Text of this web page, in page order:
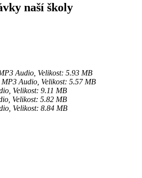
naší školy
Audio, Velikost: 5.93 MB
MP3 Audio, Velikost: 5.57 MB
Velikost: 9.11 MB
Velikost: 5.82 MB
Velikost: 8.84 MB